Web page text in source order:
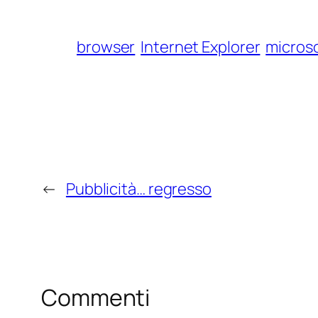
browser Internet Explorer
← Pubblicità… regresso
Commenti